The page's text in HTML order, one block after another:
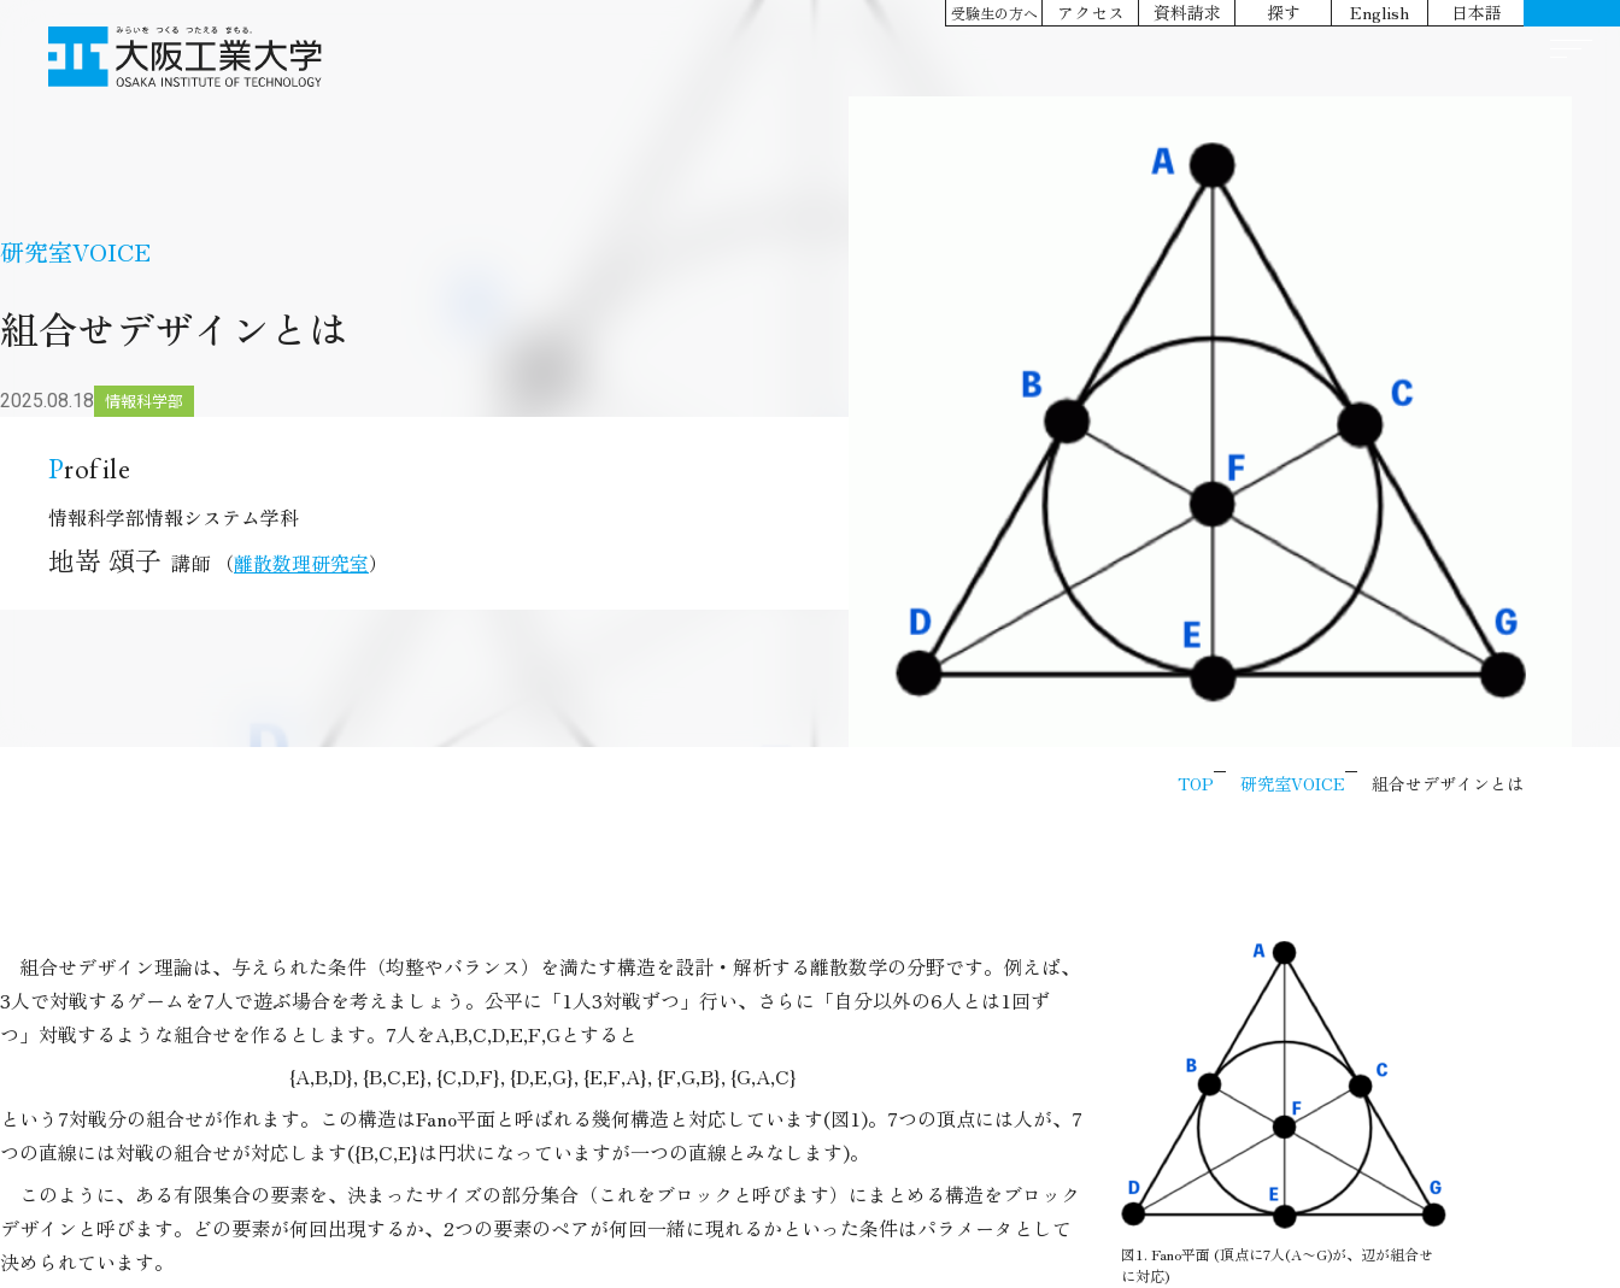
受験生の方へ アクセス 資料請求 探す English 日本語
研究室VOICE
組合せデザインとは
2025.08.18 情報科学部
Profile
情報科学部情報システム学科
地嵜 頌子 講師 離散数理研究室
TOP 研究室VOICE 組合せデザインとは
図1. Fano平面 (頂点に7人(A〜G)が、辺が組合せ
に対応)
組合せデザイン理論は、与えられた条件（均整やバランス）を満たす構造を設計・解析する離散数学の分野です。例えば、
3人で対戦するゲームを7人で遊ぶ場合を考えましょう。公平に「1人3対戦ずつ」行い、さらに「自分以外の6人とは1回ず
つ」対戦するような組合せを作るとします。7人をA,B,C,D,E,F,Gとすると
{A,B,D}, {B,C,E}, {C,D,F}, {D,E,G}, {E,F,A}, {F,G,B}, {G,A,C}
という7対戦分の組合せが作れます。この構造はFano平面と呼ばれる幾何構造と対応しています(図1)。7つの頂点には人が、7
つの直線には対戦の組合せが対応します({B,C,E}は円状になっていますが一つの直線とみなします)。
このように、ある有限集合の要素を、決まったサイズの部分集合（これをブロックと呼びます）にまとめる構造をブロック
デザインと呼びます。どの要素が何回出現するか、2つの要素のペアが何回一緒に現れるかといった条件はパラメータとして
決められています。